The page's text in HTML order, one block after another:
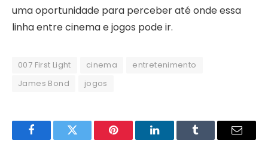
uma oportunidade para perceber até onde essa
linha entre cinema e jogos pode ir.
007 First Light cinema
entretenimento
James Bond
jogos
FacebookTwitter Pinterest LinkedInTumblr Email